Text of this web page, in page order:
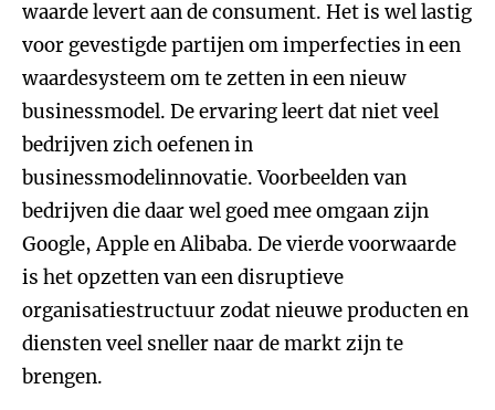
waarde levert aan de consument. Het is wel lastig
voor gevestigde partijen om imperfecties in een
waardesysteem om te zetten in een nieuw
businessmodel. De ervaring leert dat niet veel
bedrijven zich oefenen in
businessmodelinnovatie. Voorbeelden van
bedrijven die daar wel goed mee omgaan zijn
Google, Apple en Alibaba. De vierde voorwaarde
is het opzetten van een disruptieve
organisatiestructuur zodat nieuwe producten en
diensten veel sneller naar de markt zijn te
brengen.